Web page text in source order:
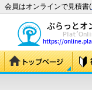
会員はオンラインで見積書(